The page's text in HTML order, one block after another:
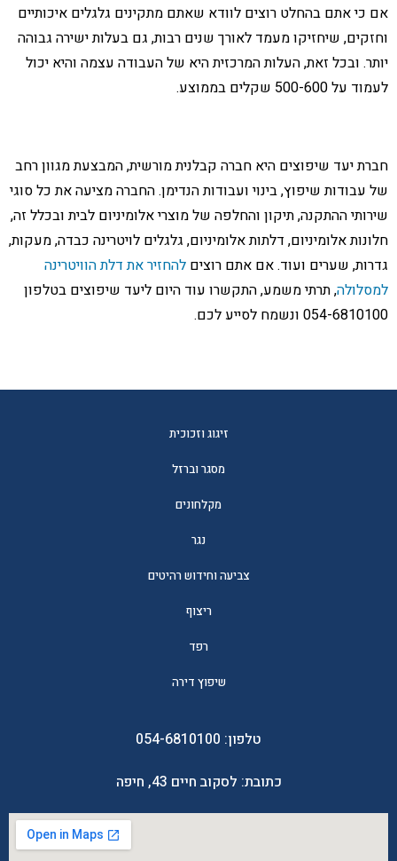
אם כי אתם בהחלט רוצים לוודא שאתם מתקינים גלגלים איכותיים
וחזקים, שיחזיקו מעמד לאורך שנים רבות, גם בעלות ישירה גבוהה
יותר. ובכל זאת, העלות המרכזית היא של העבודה עצמה והיא יכול
לעמוד על 500-600 שקלים בממוצע.
חברת יעד שיפוצים היא חברה קבלנית מורשית, המבצעת מגוון רחב
של עבודות שיפוץ, בינוי ועבודות הנדימן. החברה מציעה את כל סוגי
שירותי ההתקנה, תיקון והחלפה של מוצרי אלומיניום לבית ובכלל זה,
חלונות אלומיניום, דלתות אלומיניום, גלגלים לויטרינה כבדה, מעקות,
גדרות, שערים ועוד. אם אתם רוצים להחזיר את דלת הוויטרינה
למסלולה, תרתי משמע, התקשרו עוד היום ליעד שיפוצים בטלפון
054-6810100 ונשמח לסייע לכם.
זיגוג וזכוכית
מסגר וברזל
מקלחונים
נגר
צביעה וחידוש רהיטים
ריצוף
רפד
שיפוץ דירה
טלפון: 054-6810100
כתובת: לסקוב חיים 43, חיפה